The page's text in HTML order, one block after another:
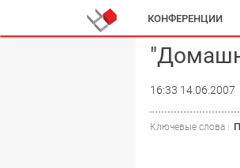
КОНФЕРЕНЦИИ
16:33 14.06.2007
Ключевые слова :